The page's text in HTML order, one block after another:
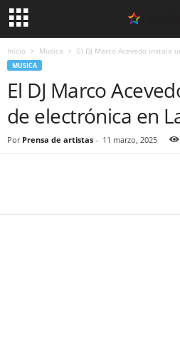
Inicio Musica El DJ Marco Acevedo instala
MUSICA
El DJ Marco
de electrónica en
Por Prensa de artistas - 11 marzo, 2025